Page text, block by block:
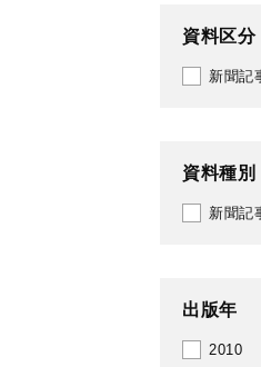
資料区分
新聞記
資料種別
新聞記
出版年
2010